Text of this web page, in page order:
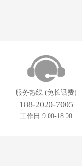
服务热线 (免长话费)
188-2020-7005
工作日 9:00-18:00